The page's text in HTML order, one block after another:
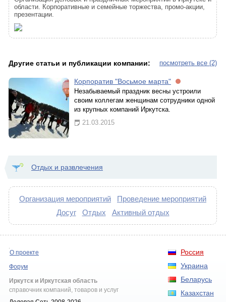
области. Корпоративные и семейные торжества, промо-акции,
презентации.
посмотреть все (2)
Другие статьи и публикации компании:
Корпоратив "Восьмое марта"
Незабываемый праздник весны устроили
своим коллегам женщинам сотрудники одной
из крупных компаний Иркутска.
21.03.2015
Отдых и развлечения
Организация мероприятий
Проведение мероприятий
Досуг
Отдых Активный отдых
Россия
Украина
Беларусь
Казахстан
О проекте
Форум
Иркутск и Иркутская область
справочник компаний, товаров и услуг